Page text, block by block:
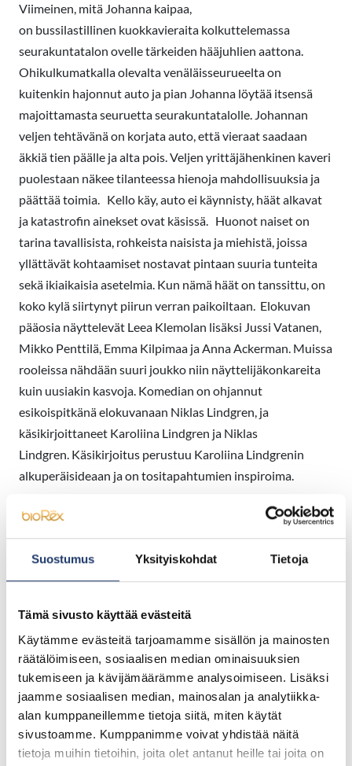
Suostumus Yksityiskohdat Tietoja
Tämä sivusto käyttää evästeitä
Käytämme evästeitä tarjoamamme sisällön ja mainosten
räätälöimiseen, sosiaalisen median ominaisuuksien
tukemiseen ja kävijämäärämme analysoimiseen. Lisäksi
jaamme sosiaalisen median, mainosalan ja analytiikka-
alan kumppaneillemme tietoja siitä, miten käytät
sivustoamme. Kumppanimme voivat yhdistää näitä
tietoja muihin tietoihin, joita olet antanut heille tai joita on
Viimeinen, mitä Johanna kaipaa,
on bussilastillinen kuokkavieraita kolkuttelemassa
seurakuntatalon ovelle tärkeiden hääjuhlien aattona.
Ohikulkumatkalla olevalta venäläisseurueelta on
kuitenkin hajonnut auto ja pian Johanna löytää itsensä
majoittamasta seuruetta seurakuntatalolle. Johannan
veljen tehtävänä on korjata auto, että vieraat saadaan
äkkiä tien päälle ja alta pois. Veljen yrittäjähenkinen kaveri
puolestaan näkee tilanteessa hienoja mahdollisuuksia ja
päättää toimia. Kello käy, auto ei käynnisty, häät alkavat
ja katastrofin ainekset ovat käsissä. Huonot naiset on
tarina tavallisista, rohkeista naisista ja miehistä, joissa
yllättävät kohtaamiset nostavat pintaan suuria tunteita
sekä ikiaikaisia asetelmia. Kun nämä häät on tanssittu, on
koko kylä siirtynyt piirun verran paikoiltaan. Elokuvan
pääosia näyttelevät Leea Klemolan lisäksi Jussi Vatanen,
Mikko Penttilä, Emma Kilpimaa ja Anna Ackerman. Muissa
rooleissa nähdään suuri joukko niin näyttelijäkonkareita
kuin uusiakin kasvoja. Komedian on ohjannut
esikoispitkänä elokuvanaan Niklas Lindgren, ja
käsikirjoittaneet Karoliina Lindgren ja Niklas
Lindgren. Käsikirjoitus perustuu Karoliina Lindgrenin
alkuperäisideaan ja on tositapahtumien inspiroima.
This content requires cookies.
Change cookie settings
Hyväksy evästeet nähdäksesi upotettu
sisältö
Hyväksy evästeet